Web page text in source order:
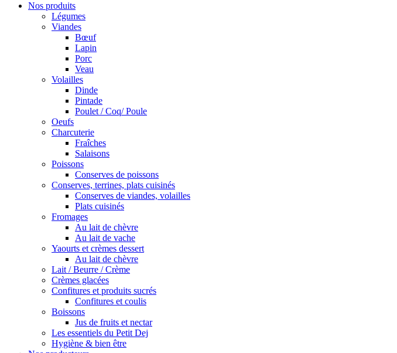
Nos produits
Légumes
Viandes
Bœuf
Lapin
Porc
Veau
Volailles
Dinde
Pintade
Poulet / Coq/ Poule
Oeufs
Charcuterie
Fraîches
Salaisons
Poissons
Conserves de poissons
Conserves, terrines, plats cuisinés
Conserves de viandes, volailles
Plats cuisinés
Fromages
Au lait de chèvre
Au lait de vache
Yaourts et crèmes dessert
Au lait de chèvre
Lait / Beurre / Crème
Crèmes glacées
Confitures et produits sucrés
Confitures et coulis
Boissons
Jus de fruits et nectar
Les essentiels du Petit Dej
Hygiène & bien être